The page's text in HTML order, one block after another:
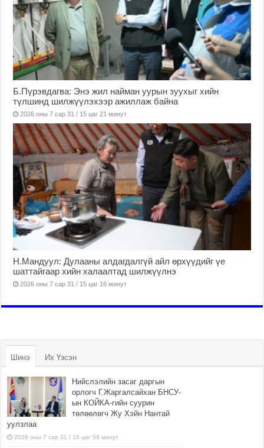
Б.Пүрэвдагва: Энэ жил найман уурын зуухыг хийн
түлшинд шилжүүлэхээр ажиллаж байна
2026 оны 7 сар 31 / 15 цаг 21 минут
Н.Мандуул: Дулааны алдагдалгүй айл өрхүүдийг үе
шаттайгаар хийн халаалтад шилжүүлнэ
2026 оны 7 сар 31 / 15 цаг 16 минут
Шинэ Их Үзсэн
Нийслэлийн засаг даргын
орлогч Г.Жаргалсайхан БНСУ-
ын КОЙКА-гийн суурин
төлөөлөгч Жу Хэйн Нантай
уулзлаа
2026 оны 7 сар 31 / 16 цаг 59 минут